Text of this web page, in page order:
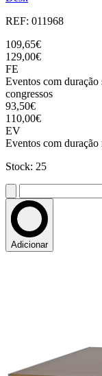
REF: 011968
109,65€
129,00€
FE
Eventos com
congressos
93,50€
110,00€
EV
Eventos com
Stock: 25
Adicionar